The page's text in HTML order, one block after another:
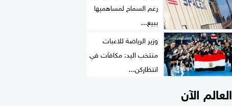
رغم السماح لمساهميها
ببيع...
وزير الرياضة للاعبات
منتخب اليد: مكافآت في
انتظاركن...
العالم الآن